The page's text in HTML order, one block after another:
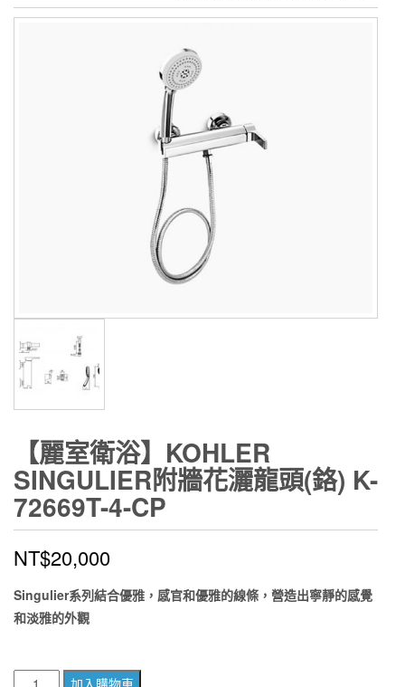
【麗室衛浴】KOHLER
SINGULIER附牆花灑龍頭(鉻) K-
72669T-4-CP
NT$20,000
Singulier系列結合優雅，感官和優雅的線條，營造出寧靜的感覺
和淡雅的外觀
【麗
加入購物車